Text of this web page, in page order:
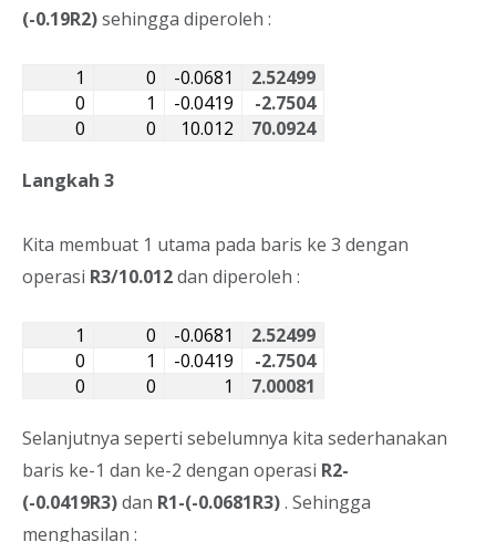
(-0.19R2)sehingga diperoleh :
1 0 -0.0681
2.52499
0
1 -0.0419
-2.7504
0
0 10.012 70.0924
Langkah 3
Kita membuat 1 utama pada baris ke 3 dengan
operasi R3/10.012dan diperoleh :
1 0 -0.0681
2.52499
0
1 -0.0419
-2.7504
0
0 1 7.00081
Selanjutnya seperti sebelumnya kita sederhanakan
baris ke-1 dan ke-2 dengan operasi R2-
(-0.0419R3)dan R1-(-0.0681R3). Sehingga
menghasilan :